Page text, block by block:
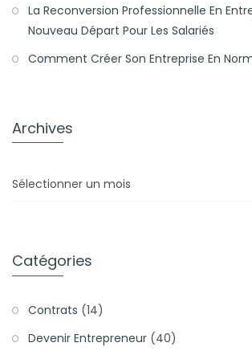
La Reconversion Professionnelle En
Nouveau Départ Pour Les Salariés
Comment Créer Son Entreprise En
Archives
Catégories
Contrats (14)
Devenir Entrepreneur (40)